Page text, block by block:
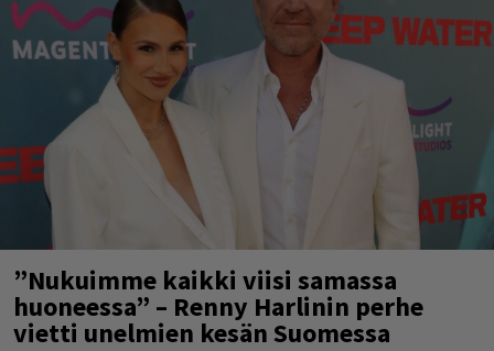
”Nukuimme kaikki viisi samassa
huoneessa” – Renny Harlinin perhe
vietti unelmien kesän Suomessa